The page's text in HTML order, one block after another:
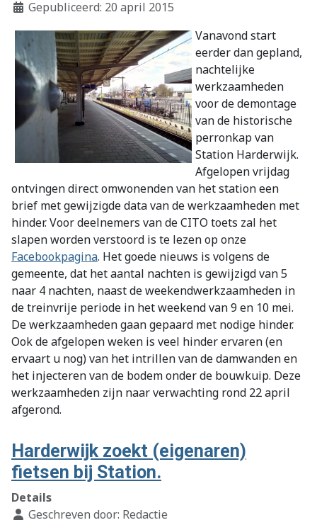
Gepubliceerd: 20 april 2015
Vanavond start
eerder dan gepland,
nachtelijke
werkzaamheden
voor de demontage
van de historische
perronkap van
Station Harderwijk.
Afgelopen vrijdag
ontvingen direct omwonenden van het station een
brief met gewijzigde data van de werkzaamheden met
hinder. Voor deelnemers van de CITO toets zal het
slapen worden verstoord is te lezen op onze
Facebookpagina. Het goede nieuws is volgens de
gemeente, dat het aantal nachten is gewijzigd van 5
naar 4 nachten, naast de weekendwerkzaamheden in
de treinvrije periode in het weekend van 9 en 10 mei.
De werkzaamheden gaan gepaard met nodige hinder.
Ook de afgelopen weken is veel hinder ervaren (en
ervaart u nog) van het intrillen van de damwanden en
het injecteren van de bodem onder de bouwkuip. Deze
werkzaamheden zijn naar verwachting rond 22 april
afgerond.
Harderwijk zoekt (eigenaren)
fietsen bij Station.
Details
Geschreven door: Redactie